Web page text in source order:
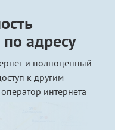
адресу
и полноценный
к другим
интернета